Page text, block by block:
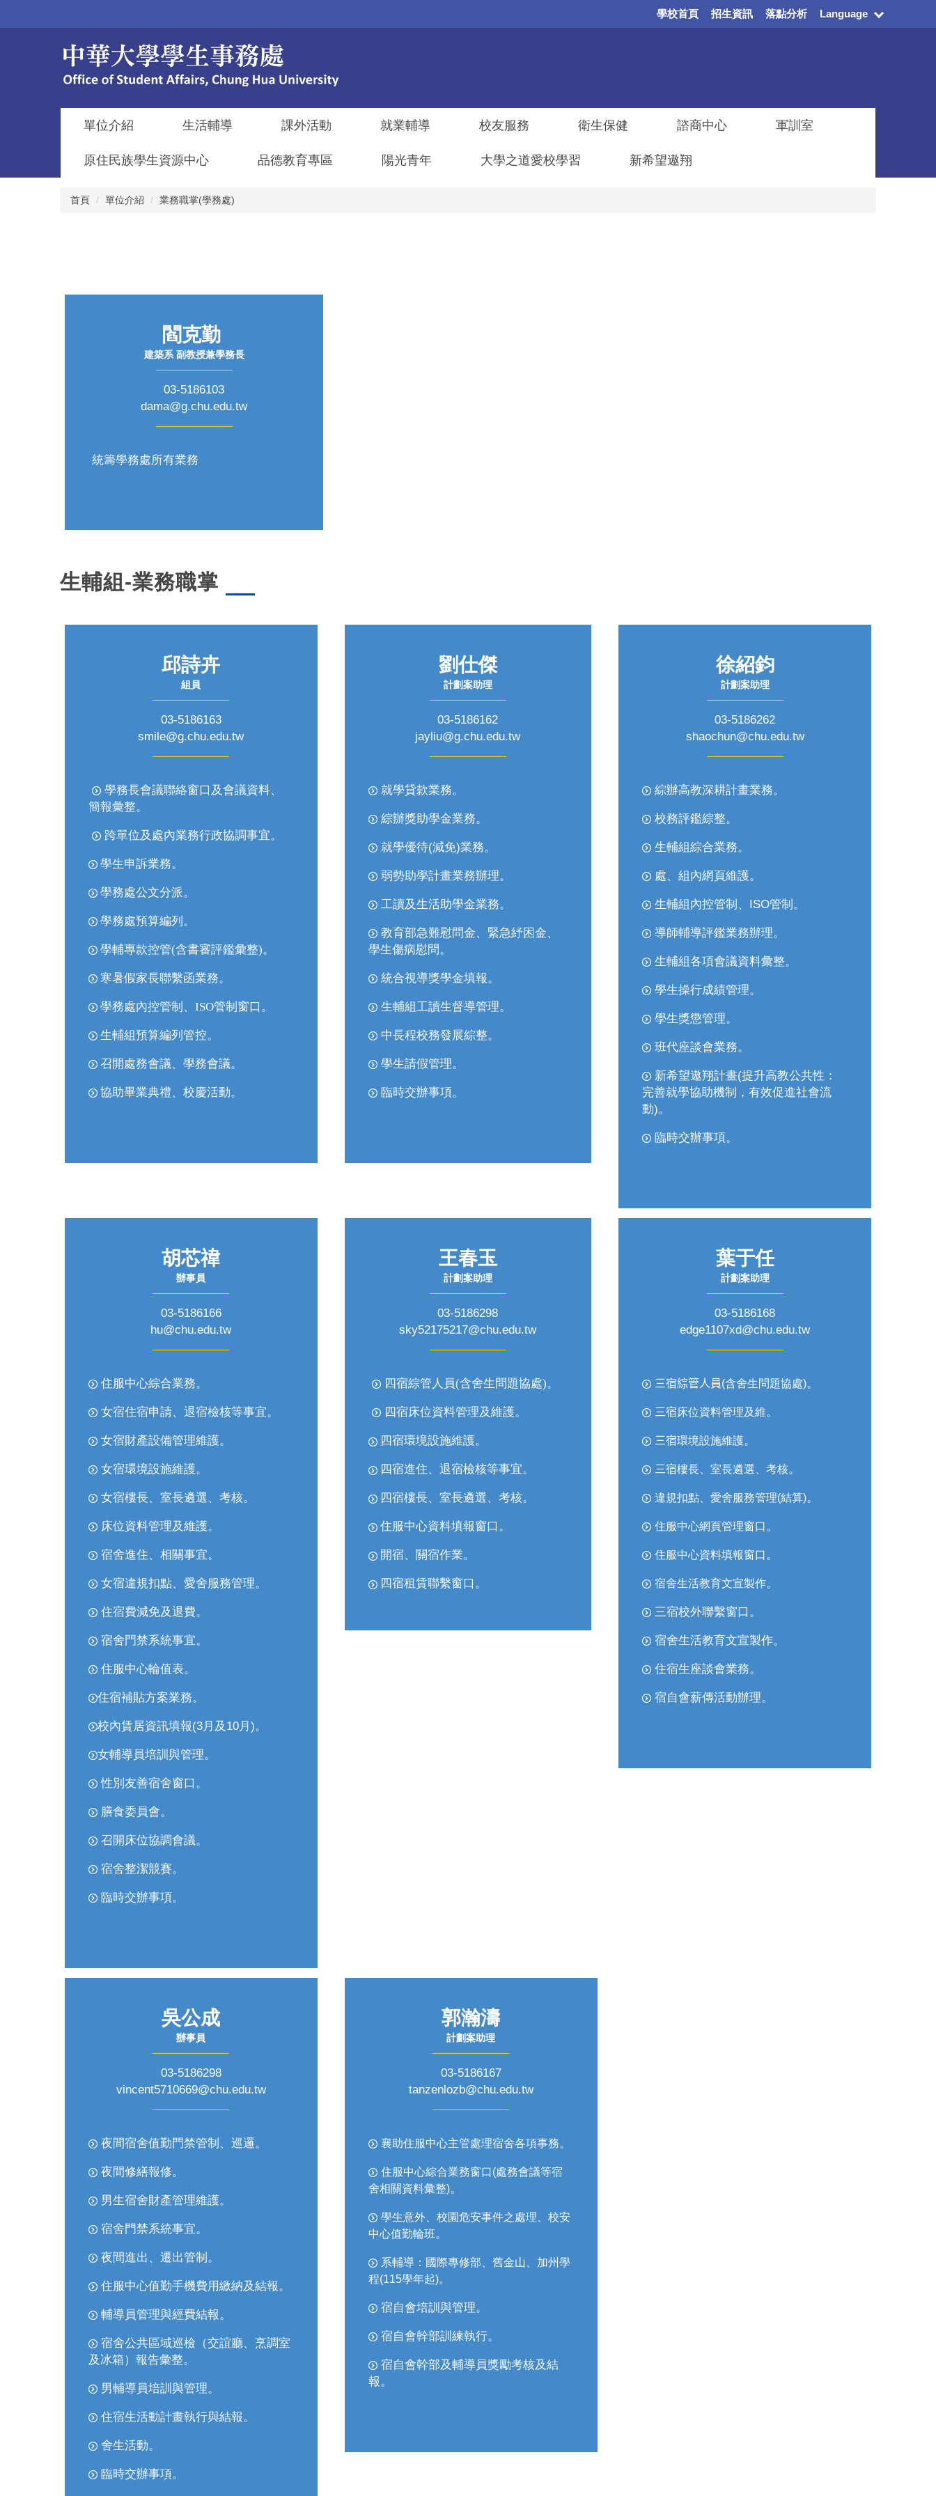
學校首頁 招生資訊 落點分析 Language
單位介紹 生活輔導 課外活動 就業輔導 校友服務 衛生保健 諮商中心 軍訓室
原住民族學生資源中心 品德教育專區 陽光青年 大學之道愛校學習 新希望遨翔
首頁 單位介紹 業務職掌(學務處)
閻克勤
建築系 副教授兼學務長
03-5186103
dama@g.chu.edu.tw
統籌學務處所有業務
生輔組-業務職掌
邱詩卉
組員
03-5186163
smile@g.chu.edu.tw
學務長會議聯絡窗口及會議資料、
簡報彙整。
跨單位及處內業務行政協調事宜。
學生申訴業務。
學務處公文分派。
學務處預算編列 。
學輔專款控管(含書審評鑑彙整)。
寒暑假家長聯繫函業務。
學務處內控管制、ISO管制窗口 。
生輔組預算編列管控。
召開處務會議、學務會議。
協助畢業典禮、校慶活動。
劉仕傑
計劃案助理
03-5186162
jayliu@g.chu.edu.tw
就學貸款業務。
綜辦獎助學金業務。
就學優待(減免)業務。
弱勢助學計畫業務辦理。
工讀及生活助學金業務。
教育部急難慰問金、緊急紓困金、
學生傷病慰問。
統合視導獎學金填報。
生輔組工讀生督導管理。
中長程校務發展綜整。
學生請假管理。
臨時交辦事項。
徐紹鈞
計劃案助理
03-5186262
shaochun@chu.edu.tw
綜辦高教深耕計畫業務。
校務評鑑綜整。
生輔組綜合業務。
處、組內網頁維護。
生輔組內控管制、ISO管制。
導師輔導評鑑業務辦理。
生輔組各項會議資料彙整。
學生操行成績管理。
學生獎懲管理。
班代座談會業務。
新希望遨翔計畫(提升高教公共性：
完善就學協助機制，有效促進社會流
動)。
臨時交辦事項。
胡芯禕
辦事員
03-5186166
hu@chu.edu.tw
住服中心綜合業務。
女宿住宿申請、退宿檢核等事宜。
女宿財產設備管理維護。
女宿環境設施維護。
女宿樓長、室長遴選、考核。
床位資料管理及維護。
宿舍進住、相關事宜。
女宿違規扣點、愛舍服務管理。
住宿費減免及退費。
宿舍門禁系統事宜。
住服中心輪值表。
住宿補貼方案業務。
校內賃居資訊填報(3月及10月)。
女輔導員培訓與管理。
性別友善宿舍窗口。
膳食委員會。
召開床位協調會議。
宿舍整潔競賽。
臨時交辦事項。
王春玉
計劃案助理
03-5186298
sky52175217@chu.edu.tw
四宿綜管人員(含舍生問題協處)。
四宿床位資料管理及維護。
四宿環境設施維護。
四宿進住、退宿檢核等事宜。
四宿樓長、室長遴選、考核。
住服中心資料填報窗口 。
開宿、關宿作業。
四宿租賃聯繫窗口 。
葉于任
計劃案助理
03-5186168
edge1107xd@chu.edu.tw
三宿綜管人員(含舍生問題協處)。
三宿床位資料管理及維。
三宿環境設施維護。
三宿樓長、室長遴選、考核。
違規扣點、愛舍服務管理(結算)。
住服中心網頁管理窗口。
住服中心資料填報窗口。
宿舍生活教育文宣製作。
三宿校外聯繫窗口。
宿舍生活教育文宣製作。
住宿生座談會業務。
宿自會薪傳活動辦理。
吳公成
辦事員
03-5186298
vincent5710669@chu.edu.tw
夜間宿舍值勤門禁管制、巡邏。
夜間修繕報修。
男生宿舍財產管理維護。
宿舍門禁系統事宜。
夜間進出、遷出管制。
住服中心值勤手機費用繳納及結報。
輔導員管理與經費結報。
宿舍公共區域巡檢（交誼廳、烹調室
及冰箱）報告彙整。
男輔導員培訓與管理。
住宿生活動計畫執行與結報。
舍生活動。
臨時交辦事項。
郭瀚濤
計劃案助理
03-5186167
tanzenlozb@chu.edu.tw
襄助住服中心主管處理宿舍各項事務。
住服中心綜合業務窗口(處務會議等宿
舍相關資料彙整)。
學生意外、校園危安事件之處理、校安
中心值勤輪班。
系輔導：國際專修部、舊金山、加州學
程(115學年起)。
宿自會培訓與管理。
宿自會幹部訓練執行。
宿自會幹部及輔導員獎勵考核及結
報。